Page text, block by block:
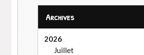
Archives
2026
Juillet